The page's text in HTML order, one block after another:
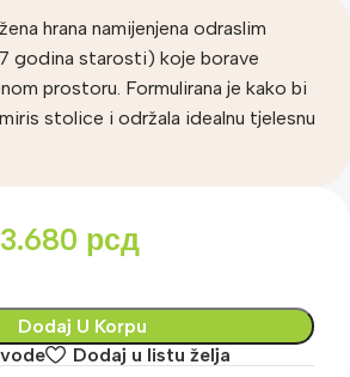
hrana namijenjena odraslim
godina starosti) koje borave
prostoru. Formulirana je kako bi
stolice i održala idealnu tjelesnu
рсд
Dodaj U Korpu
Dodaj u listu želja